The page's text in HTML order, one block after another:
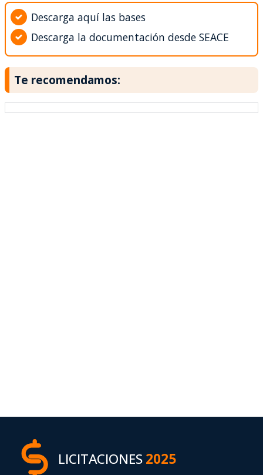
Descarga aquí las bases
Descarga la documentación desde SEACE
Te recomendamos:
LICITACIONES2025